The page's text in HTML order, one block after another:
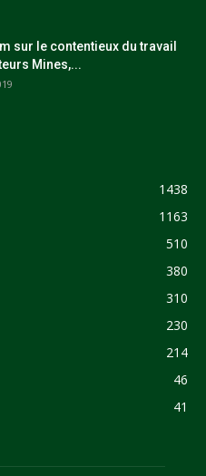
sur le contentieux du travail
Mines,...
1438
1163
510
380
310
230
214
46
41